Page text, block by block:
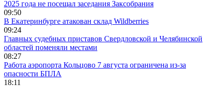
2025 года не посещал заседания Заксобрания
09:50
В Екатеринбурге атакован склад Wildberries
09:24
Главных судебных приставов Свердловской и Челябинской
областей поменяли местами
08:27
Работа аэропорта Кольцово 7 августа ограничена из-за
опасности БПЛА
18:11